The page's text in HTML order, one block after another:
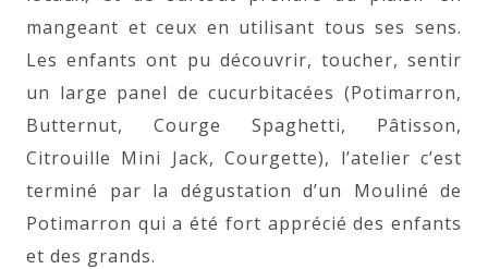
mangeant et ceux en utilisant tous ses sens.
Les enfants ont pu découvrir, toucher, sentir
un large panel de cucurbitacées (Potimarron,
Butternut, Courge Spaghetti, Pâtisson,
Citrouille Mini Jack, Courgette), l’atelier c’est
terminé par la dégustation d’un Mouliné de
Potimarron qui a été fort apprécié des enfants
et des grands.